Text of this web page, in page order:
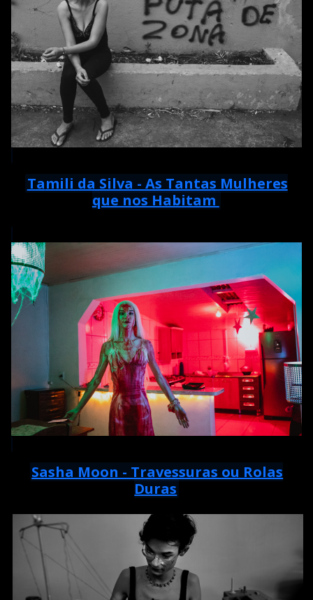
Tamili da Silva - As Tantas Mulheres
que nos Habitam
Sasha Moon - Travessuras ou Rolas
Duras